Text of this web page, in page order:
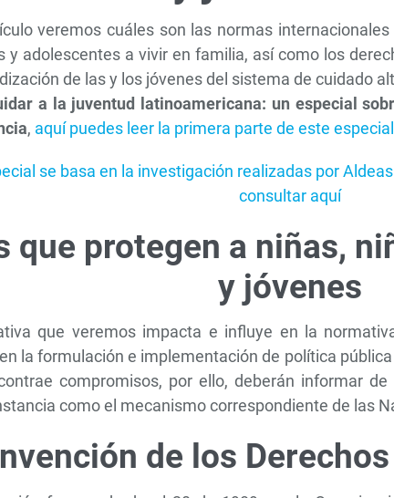
veremos cuáles son las normas
y adolescentes a vivir en familia, así como los
de las y los jóvenes del sistema de cuidado
a la juventud latinoamericana: un especial
, aquí puedes leer la primera parte de este especial
se basa en la investigación realizadas por
consultar aquí
que protegen a niñas,
y jóvenes
que veremos impacta e influye en la
la formulación e implementación de política
compromisos, por ello, deberán informar
como el mecanismo correspondiente de las
de los